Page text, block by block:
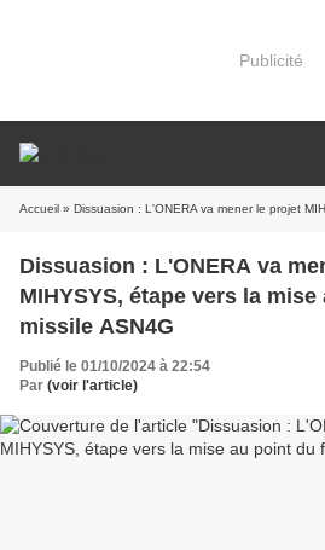
Publicité
Accueil » Dissuasion : L'ONERA va mener le projet MIHYSYS, étape
Dissuasion : L'ONERA va
MIHYSYS, étape vers la
missile ASN4G
Publié le 01/10/2024 à 22:54
Par (voir l'article)